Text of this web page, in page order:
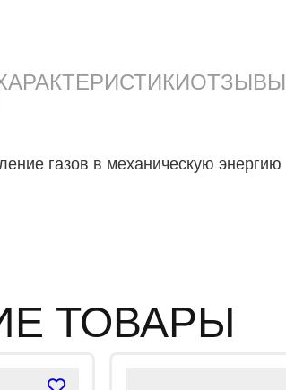
ОТЗЫВЫ
газов в механическую энергию
ТОВАРЫ